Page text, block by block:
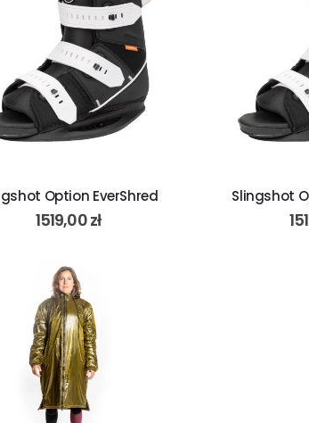
Option EverShred
1519,00zł
Slingshot